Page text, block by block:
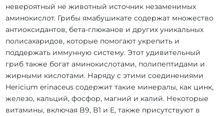
невероятный не животный источник незаменимых
аминокислот. Грибы ямабушикате содержат множество
антиоксидантов, бета-глюканов и других уникальных
полисахаридов, которые помогают укрепить и
поддержать иммунную систему. Этот удивительный
гриб также богат аминокислотами, полипептидами и
жирными кислотами. Наряду с этими соединениями
Hericium erinaceus содержит такие минералы, как цинк,
железо, кальций, фосфор, магний и калий. Некоторые
витамины, включая B9, B1 и E, также присутствуют в